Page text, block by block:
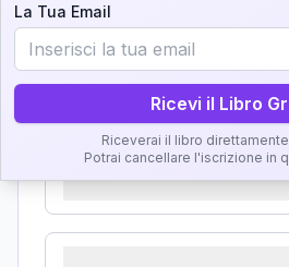
Zona del Ritratto
Importanza:
Karma Genitore-Figlio
La Tua Email
Ricevi il Libro
Riceverai il libro
Potrai cancellare l'iscrizione in